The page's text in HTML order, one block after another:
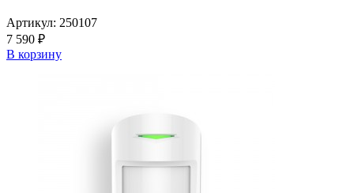
Артикул: 250107
7 590 ₽
В корзину